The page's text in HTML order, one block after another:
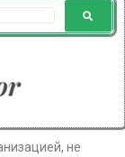
не